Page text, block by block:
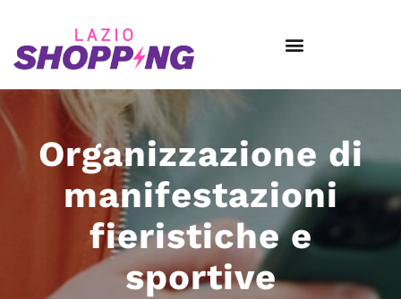
Organizzazione di
manifestazioni
fieristiche e
sportive